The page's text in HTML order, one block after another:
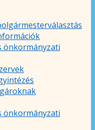
önkormányzati
önkormányzati